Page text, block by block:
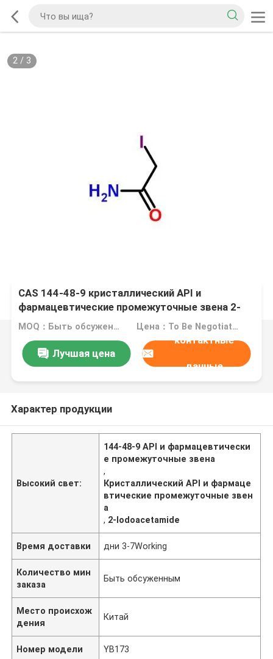
2/ 3
CAS 144-48-9 кристаллический API и
фармацевтические промежуточные звена 2-
Iodoacetamide
MOQ：Быть обсуженным Цена：To Be Negotiated
Лучшая цена
контактные
данные
Характер продукции
Высокий свет:
144-48-9 API и фармацевтически
е промежуточные звена
,
Кристаллический API и фармаце
втические промежуточные звен
а
, 2-Iodoacetamide
Время доставки дни 3-7Working
Количество мин
заказа
Быть обсуженным
Место происхож
дения
Китай
Номер модели YB173